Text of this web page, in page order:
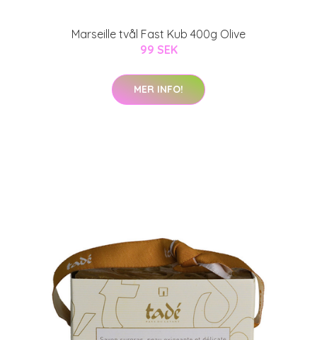
Marseille tvål Fast Kub 400g Olive
99 SEK
MER INFO!